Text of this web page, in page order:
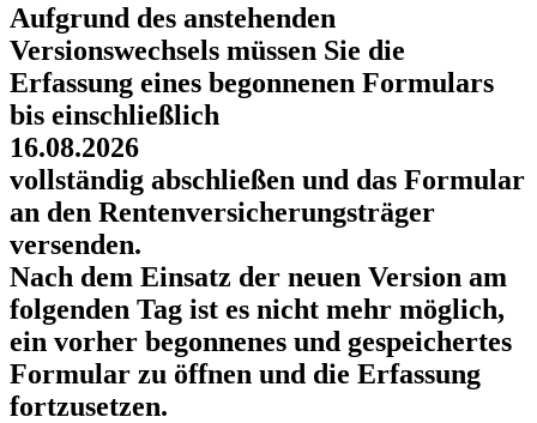
Aufgrund des anstehenden
Versionswechsels müssen Sie die
Erfassung eines begonnenen Formulars
bis einschließlich
16.08.2026
vollständig abschließen und das Formular
an den Rentenversicherungsträger
versenden.
Nach dem Einsatz der neuen Version am
folgenden Tag ist es nicht mehr möglich,
ein vorher begonnenes und gespeichertes
Formular zu öffnen und die Erfassung
fortzusetzen.